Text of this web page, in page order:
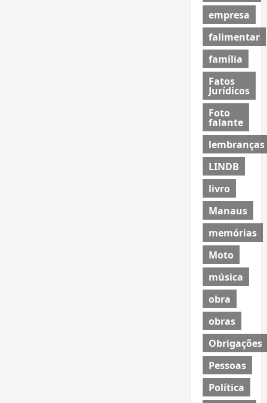
empresa
falimentar
família
Fatos
Jurídicos
Foto
falante
lembranças
LINDB
livro
Manaus
memórias
Moto
música
obra
obras
Obrigações
Pessoas
Política